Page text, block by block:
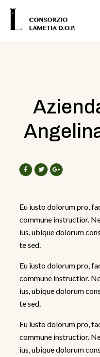
Eu iusto dolorum pro,
commune instructior.
ius, ubique dolorum
te sed.
Eu iusto dolorum pro,
commune instructior.
ius, ubique dolorum
te sed.
Eu iusto dolorum pro,
commune instructior.
ius, ubique dolorum